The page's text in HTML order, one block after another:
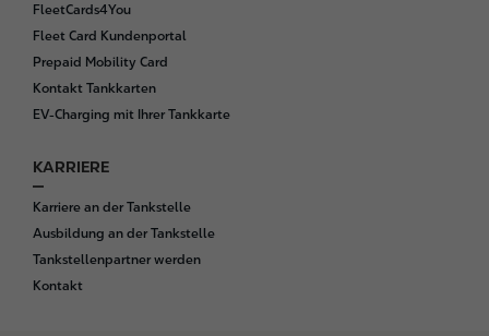
FleetCards4You
Fleet Card Kundenportal
Prepaid Mobility Card
Kontakt Tankkarten
EV-Charging mit Ihrer Tankkarte
KARRIERE
Karriere an der Tankstelle
Ausbildung an der Tankstelle
Tankstellenpartner werden
Kontakt